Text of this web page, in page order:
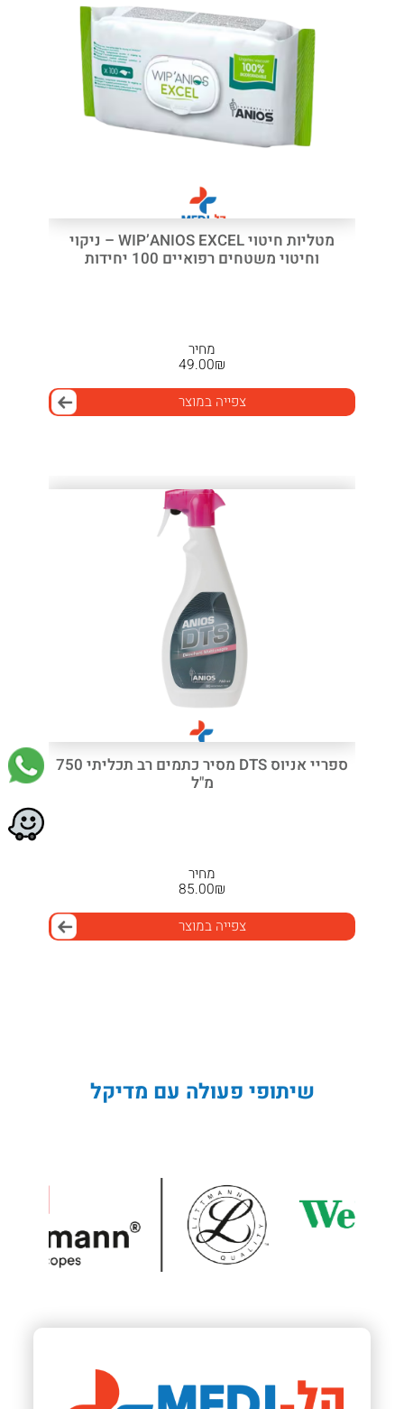
מטליות חיטוי WIP’ANIOS EXCEL – ניקוי
וחיטוי משטחים רפואיים 100 יחידות
מחיר
₪
49.00
צפייה במוצר
ספריי אניוס DTS מסיר כתמים רב תכליתי 750
מ"ל
מחיר
₪
85.00
צפייה במוצר
שיתופי פעולה עם מדיקל